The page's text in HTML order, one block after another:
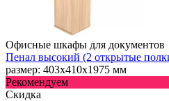
Офисные шкафы для документов
Пенал высокий (2 открытые
размер: 403х410х1975 мм
Рекомендуем
Скидка